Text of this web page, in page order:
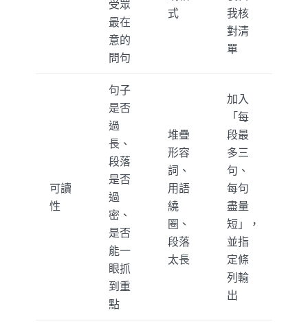
受眾
最在
意的
問句
式
我核
對清
單
可讀
性
句子
是否
過
長、
段落
是否
過
密、
是否
能一
眼抓
到重
點
堆疊
形容
詞、
用語
繞
圈、
段落
太長
加入
「每
段最
多三
句、
每句
盡量
短」，
並指
定條
列輸
出